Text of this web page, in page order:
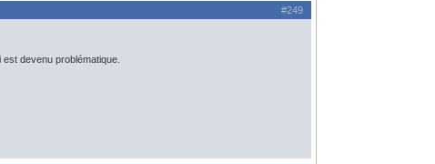
#249
devenu problématique.